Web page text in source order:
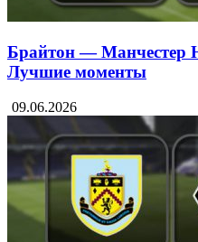
Брайтон — Манчестер
Лучшие моменты
09.06.2026